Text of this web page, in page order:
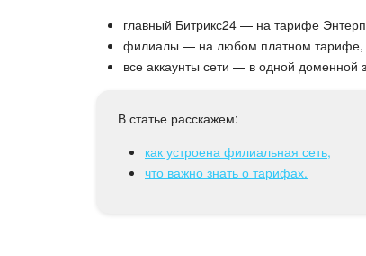
главный Битрикс24 — на тарифе
филиалы — на любом платном тарифе,
все аккаунты сети — в одной доменной
В статье расскажем:
как устроена филиальная сеть,
что важно знать о тарифах.